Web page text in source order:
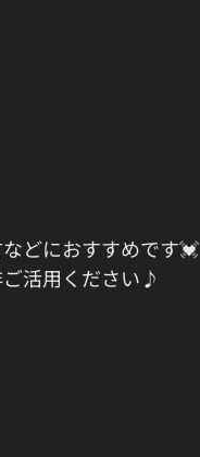
どにおすすめです💓
活用ください♪